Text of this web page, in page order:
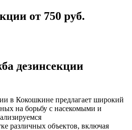
от 750 руб.
дезинсекции
в Кокошкине предлагает широкий
на борьбу с насекомыми и
различных объектов, включая